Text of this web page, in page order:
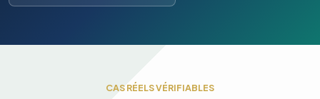
CAS RÉELS VÉRIFIABLES